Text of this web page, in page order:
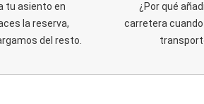
tu asiento en
la reserva,
del resto.
¿Por qué
carretera cuando